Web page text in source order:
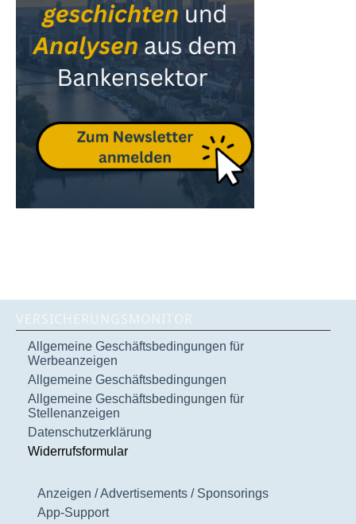
VERSICHERUNGSMONITOR
Allgemeine Geschäftsbedingungen für
Werbeanzeigen
Allgemeine Geschäftsbedingungen
Allgemeine Geschäftsbedingungen für
Stellenanzeigen
Datenschutzerklärung
Widerrufsformular
Anzeigen / Advertisements / Sponsorings
App-Support